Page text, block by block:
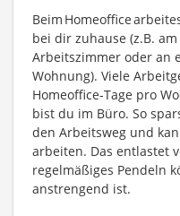
Beim Homeoffice
bei dir zuhause (z.B.
Arbeitszimmer oder an
Wohnung). Viele
Homeoffice-Tage pro
bist du im Büro. So
den Arbeitsweg und
arbeiten. Das entlastet
regelmäßiges Pendeln
anstrengend ist.